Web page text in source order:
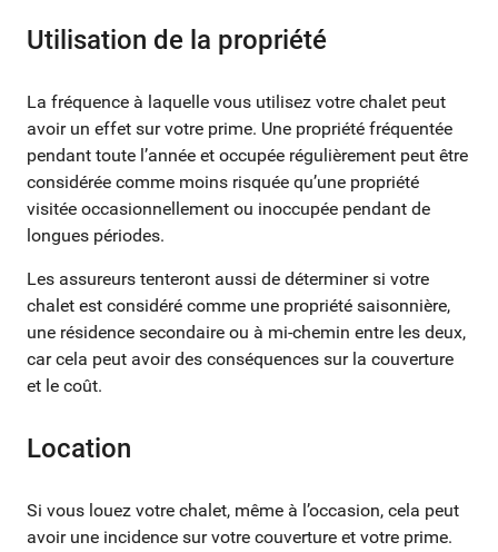
Utilisation de la propriété
La fréquence à laquelle vous utilisez votre chalet peut
avoir un effet sur votre prime. Une propriété fréquentée
pendant toute l’année et occupée régulièrement peut être
considérée comme moins risquée qu’une propriété
visitée occasionnellement ou inoccupée pendant de
longues périodes.
Les assureurs tenteront aussi de déterminer si votre
chalet est considéré comme une propriété saisonnière,
une résidence secondaire ou à mi-chemin entre les deux,
car cela peut avoir des conséquences sur la couverture
et le coût.
Location
Si vous louez votre chalet, même à l’occasion, cela peut
avoir une incidence sur votre couverture et votre prime.